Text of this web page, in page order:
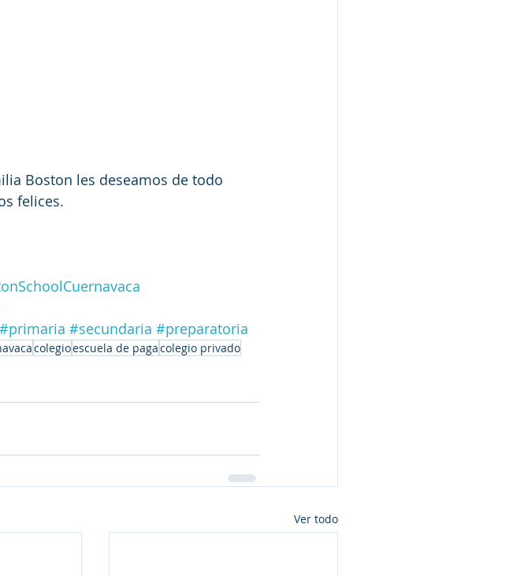
Boston les deseamos de todo
felices.
#primaria #secundaria #preparatoria
colegioescuela de pagacolegio privado
Ver todo